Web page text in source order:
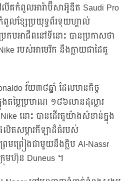
លីគកំពូលអារ៉ាប៊ីសាអ៊ូឌីត Saudi Pro
ពូលខ្សែប្រយុទ្ធព័រទុយហ្គាល់
កបអាជីពនៅទីនោះ បានប្រកាសថា
របស់អាមេរិក នឹងក្លាយជាដៃគូ
វ័យ៣៨ឆ្នាំ ដែលមានកិច្ច
ងតម្លៃប្រមាណ ១៨៦លានដុល្លារ
នោះ បានដើរតួយ៉ាងសំខាន់ក្នុង
លិតសម្ភារកីឡាដ៏ធំរបស់
រមព្រៀងជាមួយនឹងក្លិប Al-Nassr
មហ៊ុន Duneus ។